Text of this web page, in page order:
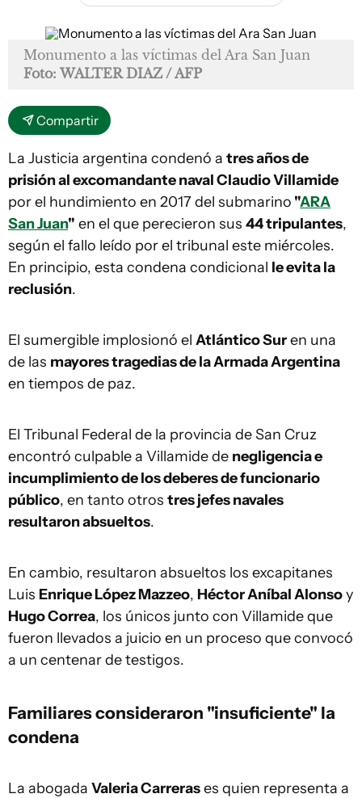
Monumento a las víctimas del Ara San Juan
Foto: WALTER DIAZ / AFP
Compartir
La Justicia argentina condenó a tres años de
prisión al excomandante naval Claudio Villamide
por el hundimiento en 2017 del submarino "ARA
San Juan" en el que perecieron sus 44 tripulantes,
según el fallo leído por el tribunal este miércoles.
En principio, esta condena condicional le evita la
reclusión.
El sumergible implosionó el Atlántico Suren una
de las mayores tragedias de la Armada Argentina
en tiempos de paz.
El Tribunal Federal de la provincia de San Cruz
encontró culpable a Villamide de negligencia e
incumplimiento de los deberes de funcionario
público, en tanto otros tres jefes navales
resultaron absueltos.
En cambio, resultaron absueltos los excapitanes
Luis Enrique López Mazzeo, Héctor Aníbal Alonsoy
Hugo Correa, los únicos junto con Villamide que
fueron llevados a juicio en un proceso que convocó
a un centenar de testigos.
Familiares consideraron "insuficiente" la
condena
La abogada Valeria Carrerases quien representa a